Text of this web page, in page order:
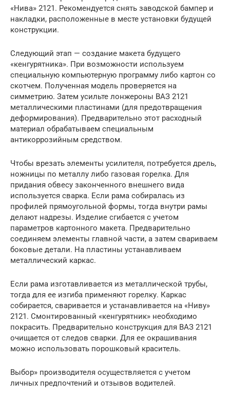
«Нива» 2121. Рекомендуется снять заводской бампер и
накладки, расположенные в месте установки будущей
конструкции.
Следующий этап — создание макета будущего
«кенгурятника». При возможности используем
специальную компьютерную программу либо картон со
скотчем. Полученная модель проверяется на
симметрию. Затем усильте лонжероны ВАЗ 2121
металлическими пластинами (для предотвращения
деформирования). Предварительно этот расходный
материал обрабатываем специальным
антикоррозийным средством.
Чтобы врезать элементы усилителя, потребуется дрель,
ножницы по металлу либо газовая горелка. Для
придания обвесу законченного внешнего вида
используется сварка. Если рама собиралась из
профилей прямоугольной формы, тогда внутри рамы
делают надрезы. Изделие сгибается с учетом
параметров картонного макета. Предварительно
соединяем элементы главной части, а затем свариваем
боковые детали. На пластины устанавливаем
металлический каркас.
Если рама изготавливается из металлической трубы,
тогда для ее изгиба применяют горелку. Каркас
собирается, сваривается и устанавливается на «Ниву»
2121. Смонтированный «кенгурятник» необходимо
покрасить. Предварительно конструкция для ВАЗ 2121
очищается от следов сварки. Для ее окрашивания
можно использовать порошковый краситель.
Выбор» производителя осуществляется с учетом
личных предпочтений и отзывов водителей.